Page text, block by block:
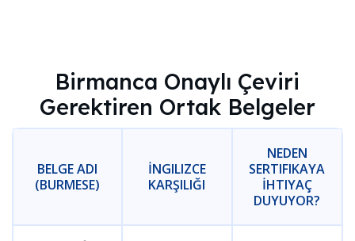
Birmanca Onaylı Çeviri
Gerektiren Ortak Belgeler
BELGE ADI
(BURMESE)
İNGILIZCE
KARŞILIĞI
NEDEN
SERTIFIKAYA
İHTIYAÇ
DUYUYOR?